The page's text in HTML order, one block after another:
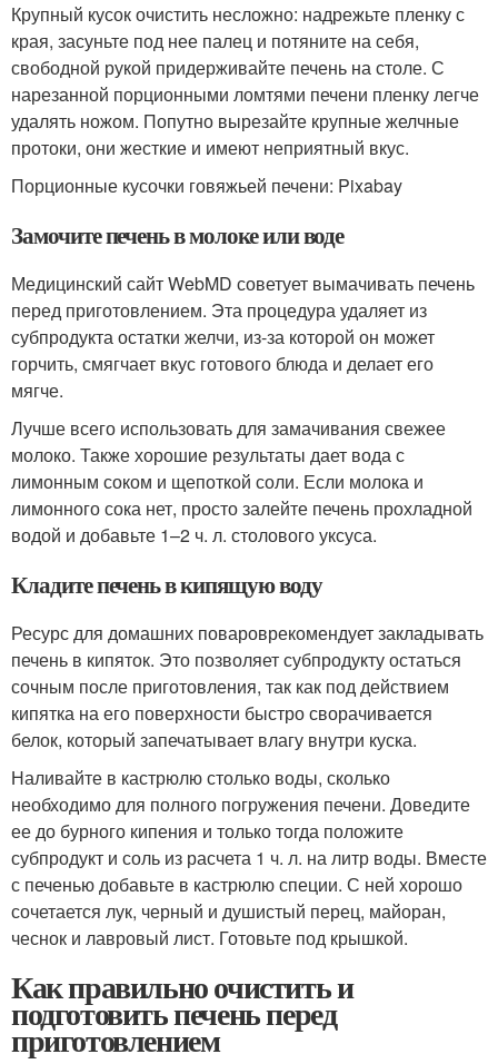
Крупный кусок очистить несложно: надрежьте пленку с
края, засуньте под нее палец и потяните на себя,
свободной рукой придерживайте печень на столе. С
нарезанной порционными ломтями печени пленку легче
удалять ножом. Попутно вырезайте крупные желчные
протоки, они жесткие и имеют неприятный вкус.
Порционные кусочки говяжьей печени: Pixabay
Замочите печень в молоке или воде
Медицинский сайт WebMD советует вымачивать печень
перед приготовлением. Эта процедура удаляет из
субпродукта остатки желчи, из-за которой он может
горчить, смягчает вкус готового блюда и делает его
мягче.
Лучше всего использовать для замачивания свежее
молоко. Также хорошие результаты дает вода с
лимонным соком и щепоткой соли. Если молока и
лимонного сока нет, просто залейте печень прохладной
водой и добавьте 1–2 ч. л. столового уксуса.
Кладите печень в кипящую воду
Ресурс для домашних повароврекомендует закладывать
печень в кипяток. Это позволяет субпродукту остаться
сочным после приготовления, так как под действием
кипятка на его поверхности быстро сворачивается
белок, который запечатывает влагу внутри куска.
Наливайте в кастрюлю столько воды, сколько
необходимо для полного погружения печени. Доведите
ее до бурного кипения и только тогда положите
субпродукт и соль из расчета 1 ч. л. на литр воды. Вместе
с печенью добавьте в кастрюлю специи. С ней хорошо
сочетается лук, черный и душистый перец, майоран,
чеснок и лавровый лист. Готовьте под крышкой.
Как правильно очистить и
подготовить печень перед
приготовлением